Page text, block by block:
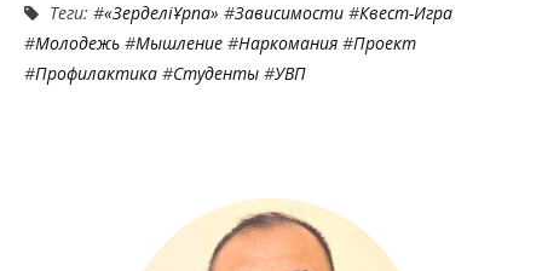
Теги: #«ЗерделіҰрпақ» #Зависимости #Квест-Игра
#Молодежь #Мышление #Наркомания #Проект
#Профилактика #Студенты #УВП